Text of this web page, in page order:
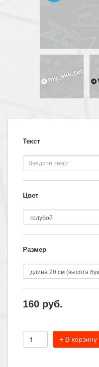
Текст
Цвет
Размер
160 руб.
+ В корзину